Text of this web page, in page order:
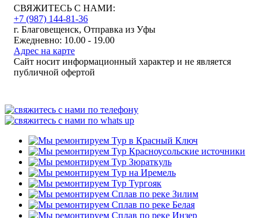
СВЯЖИТЕСЬ С НАМИ:
+7 (987) 144-81-36
г. Благовещенск, Отправка из Уфы
Ежедневно: 10.00 - 19.00
Адрес на карте
Сайт носит информационный характер и не является
публичной офертой